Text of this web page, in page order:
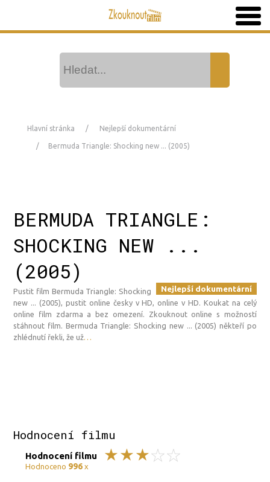
Hlavní stránka Nejlepší dokumentární
Bermuda Triangle: Shocking new ... (2005)
BERMUDA TRIANGLE:
SHOCKING NEW ...
(2005)
Nejlepší dokumentární
Pustit film Bermuda Triangle: Shocking
new ... (2005), pustit online česky v HD, online v HD. Koukat na celý
online film zdarma a bez omezení. Zkouknout online s možností
stáhnout film. Bermuda Triangle: Shocking new ... (2005) někteří po
zhlédnutí řekli, že už
Hodnocení filmu
Hodnocení filmu
Hodnoceno 996x